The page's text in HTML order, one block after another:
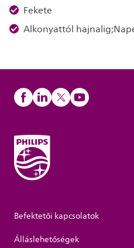
Fekete
Alkonyattól
Befektetői kapcsolatok
Álláslehetőségek